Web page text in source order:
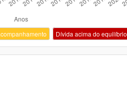
Dívida acima do equilíbrio